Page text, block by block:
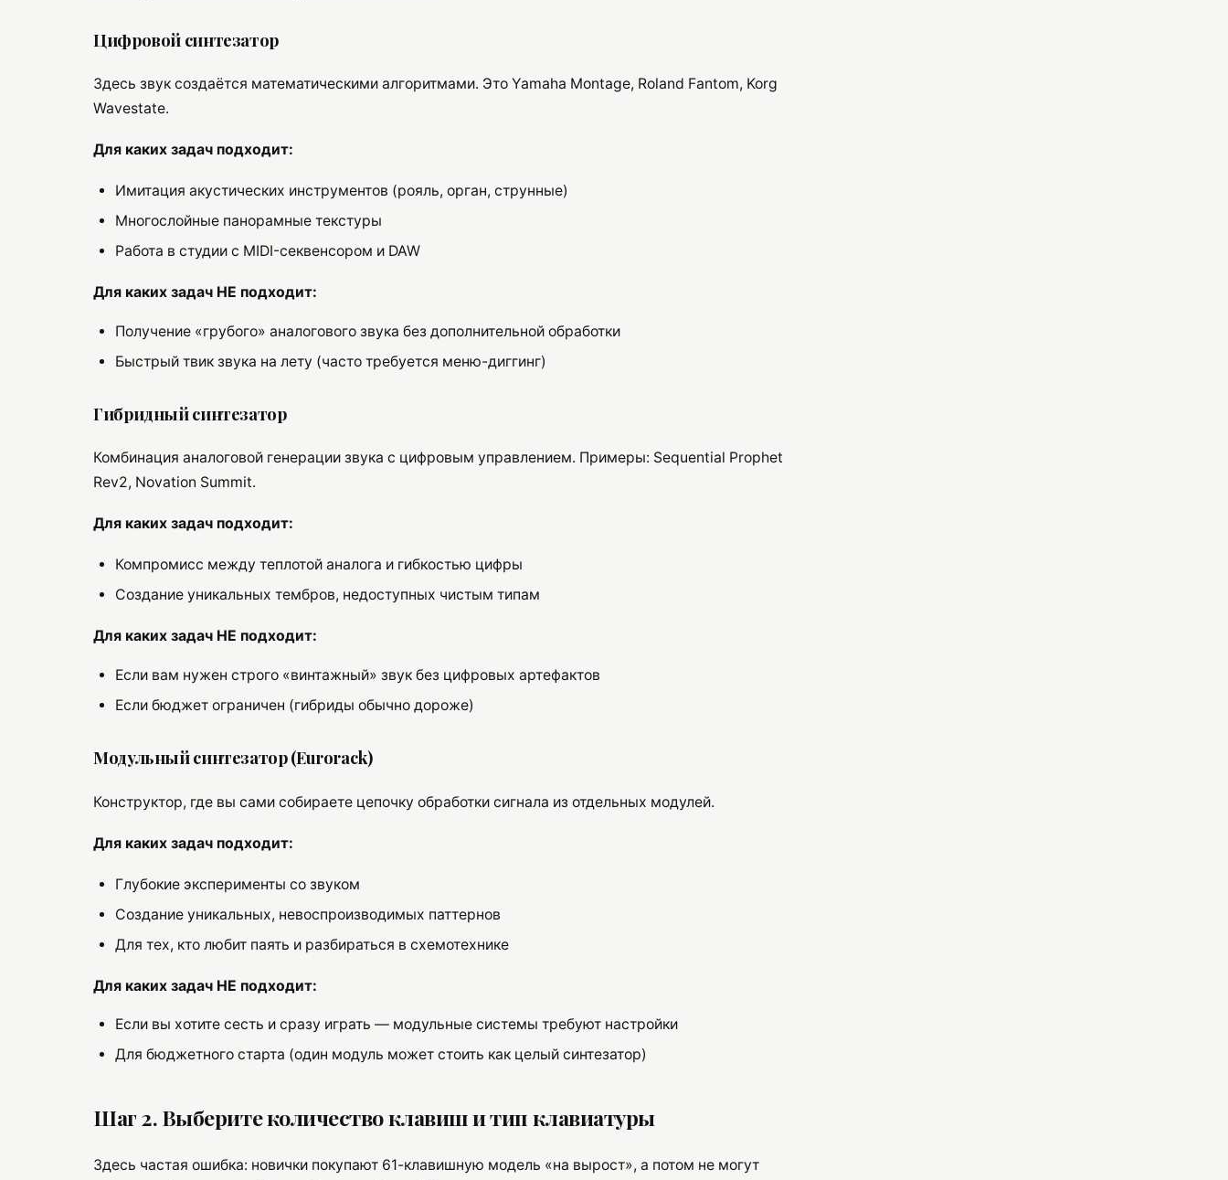
Цифровой синтезатор
Здесь звук создаётся математическими алгоритмами. Это Yamaha Montage, Roland Fantom, Korg
Wavestate.
Для каких задач подходит:
Имитация акустических инструментов (рояль, орган, струнные)
Многослойные панорамные текстуры
Работа в студии с MIDI-секвенсором и DAW
Для каких задач НЕ подходит:
Получение «грубого» аналогового звука без дополнительной обработки
Быстрый твик звука на лету (часто требуется меню-диггинг)
Гибридный синтезатор
Комбинация аналоговой генерации звука с цифровым управлением. Примеры: Sequential Prophet
Rev2, Novation Summit.
Для каких задач подходит:
Компромисс между теплотой аналога и гибкостью цифры
Создание уникальных тембров, недоступных чистым типам
Для каких задач НЕ подходит:
Если вам нужен строго «винтажный» звук без цифровых артефактов
Если бюджет ограничен (гибриды обычно дороже)
Модульный синтезатор (Eurorack)
Конструктор, где вы сами собираете цепочку обработки сигнала из отдельных модулей.
Для каких задач подходит:
Глубокие эксперименты со звуком
Создание уникальных, невоспроизводимых паттернов
Для тех, кто любит паять и разбираться в схемотехнике
Для каких задач НЕ подходит:
Если вы хотите сесть и сразу играть — модульные системы требуют настройки
Для бюджетного старта (один модуль может стоить как целый синтезатор)
Шаг 2. Выберите количество клавиш и тип клавиатуры
Здесь частая ошибка: новички покупают 61-клавишную модель «на вырост», а потом не могут